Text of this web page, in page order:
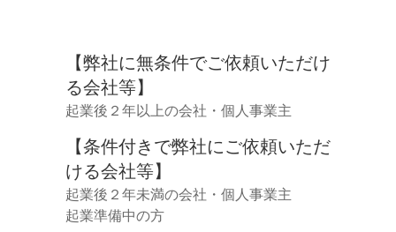
【弊社に無条件でご依頼いただけ
る会社等】
起業後２年以上の会社・個人事業主
【条件付きで弊社にご依頼いただ
ける会社等】
起業後２年未満の会社・個人事業主
起業準備中の方